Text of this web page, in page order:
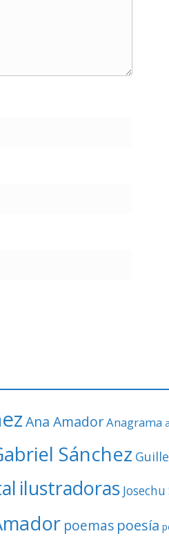
Ana AmadorAnagrama
Sánchez
ilustradoras Josechu
poemas poesía